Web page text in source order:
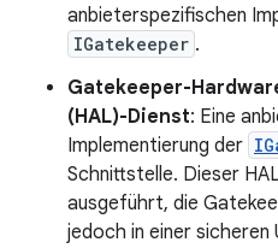
anbieterspezifischen
IGatekeeper .
Gatekeeper-
(HAL)-Dienst: Eine
Implementierung der
Schnittstelle. Dieser
ausgeführt, die
jedoch in einer